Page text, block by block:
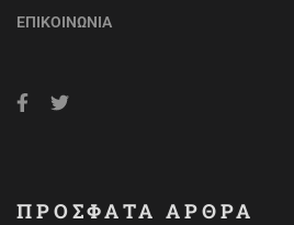
ΕΠΙΚΟΙΝΩΝΊΑ
ΠΡΟΣΦΑΤΑ ΑΡΘΡΑ